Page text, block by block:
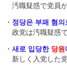
汚職疑惑で党員
・ 정당은 부패 혐의
政党は汚職疑惑
・ 새로 입당한 당원
新しく入党した